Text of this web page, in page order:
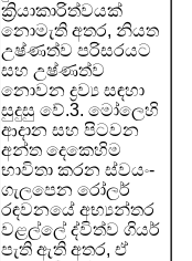
ක්‍රියාකාරිත්වයක්
නොමැති අතර, නියත
උෂ්ණත්ව පරිසරයට
සහ උෂ්ණත්ව
නොවන ද්‍රව්‍ය සඳහා
සුදුසු වේ.3. මෝලෙහි
ආදාන සහ පිටවන
අන්ත දෙකෙහිම
භාවිතා කරන ස්වයං-
ගැලපෙන රෝලර්
රඳවනයේ අභ්‍යන්තර
වළල්ලේ ද්විත්ව ගියර්
පැති ඇති අතර, ඒ